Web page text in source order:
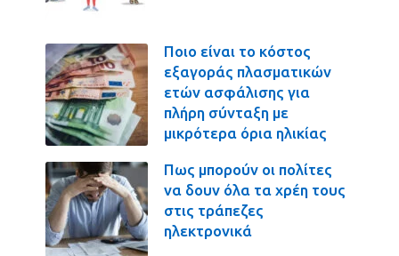
Ποιο είναι το κόστος
εξαγοράς πλασματικών
ετών ασφάλισης για
πλήρη σύνταξη με
μικρότερα όρια ηλικίας
Πως μπορούν οι πολίτες
να δουν όλα τα χρέη τους
στις τράπεζες
ηλεκτρονικά